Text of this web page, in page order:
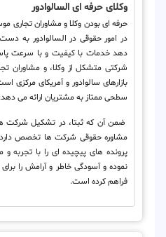
وکلای حرفه ای السالوادور
حرفه ای بودن وکلا و مشاوران تجاری
در امور حقوقی در السالوادور به
دهد خدمات با کیفیت و با سرعت
شرکتی متشکل از وکلا، و مشاوران
بازارهای سالوادور و آمریکای
سطحی ممتاز به مشتریان ارائه می دهد.
ضمن آن که ثبتا، در تشکیل شرکت
مشاوره حقوقی شرکت ها تخصص
پرونده های پیچیده ای را با تجربه
نموده و آسودگی خاطر و آرامش را
فراهم کرده است.